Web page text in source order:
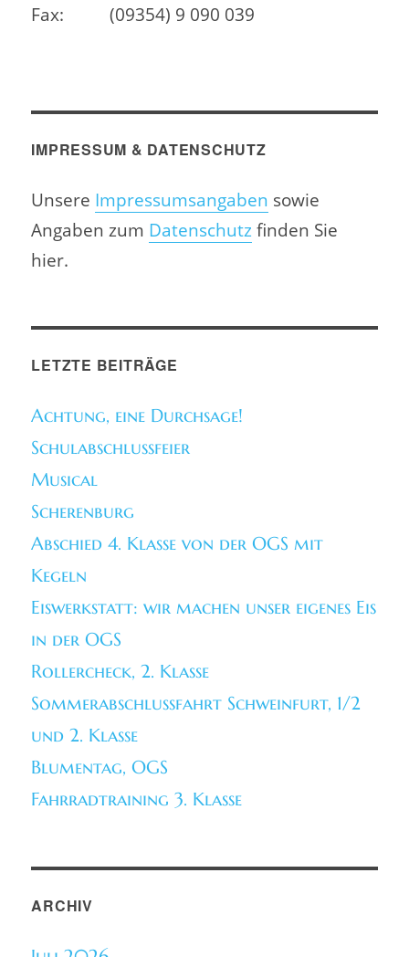
Fax:
(09354) 9 090 039
IMPRESSUM & DATENSCHUTZ
Unsere Impressumsangaben sowie
Angaben zum Datenschutzfinden Sie
hier.
LETZTE BEITRÄGE
Achtung, eine Durchsage!
Schulabschlussfeier
Musical
Scherenburg
Abschied 4. Klasse von der OGS mit
Kegeln
Eiswerkstatt: wir machen unser eigenes Eis
in der OGS
Rollercheck, 2. Klasse
Sommerabschlussfahrt Schweinfurt, 1/2
und 2. Klasse
Blumentag, OGS
Fahrradtraining 3. Klasse
ARCHIV